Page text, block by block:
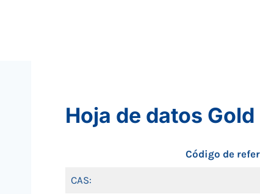
Hoja de datos
Código de
CAS: